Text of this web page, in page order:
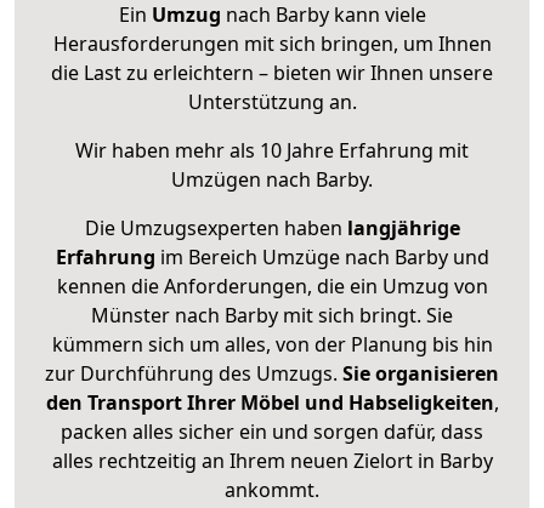
Ein Umzug nach Barby kann viele
Herausforderungen mit sich bringen, um Ihnen
die Last zu erleichtern – bieten wir Ihnen unsere
Unterstützung an.
Wir haben mehr als 10 Jahre Erfahrung mit
Umzügen nach Barby.
Die Umzugsexperten haben langjährige
Erfahrung im Bereich Umzüge nach Barby und
kennen die Anforderungen, die ein Umzug von
Münster nach Barby mit sich bringt. Sie
kümmern sich um alles, von der Planung bis hin
zur Durchführung des Umzugs. Sie organisieren
den Transport Ihrer Möbel und Habseligkeiten,
packen alles sicher ein und sorgen dafür, dass
alles rechtzeitig an Ihrem neuen Zielort in Barby
ankommt.